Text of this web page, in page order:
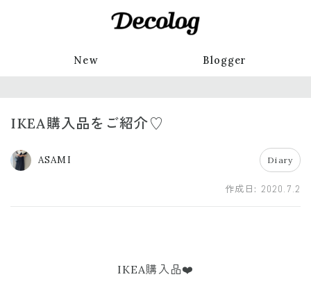
New Blogger
IKEA購入品をご紹介♡
ASAMI Diary
作成日: 2020.7.2
IKEA購入品❤️